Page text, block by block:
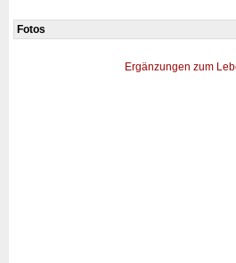
Fotos
Ergänzungen zum